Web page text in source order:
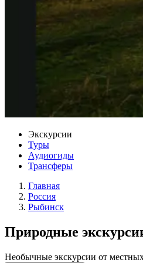
Экскурсии
Туры
Аудиогиды
Трансферы
Главная
Россия
Рыбинск
Природные
Необычные экскурсии от